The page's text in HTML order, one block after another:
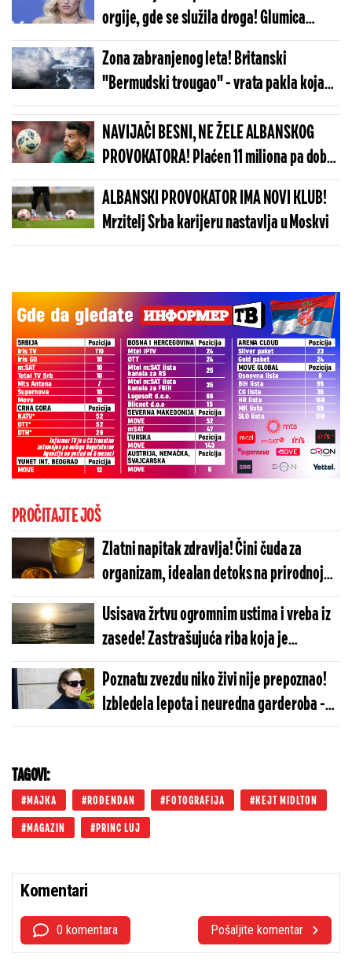
orgije, gde se služila droga! Glumica
iznela ozbiljne tvrdnje - šokantno o kome
je reč, bio je u trci za presto (FOTO)
Zona zabranjenog leta! Britanski
"Bermudski trougao" - vrata pakla koja
odnose živote čim preletite valovita brda
(VIDEO)
NAVIJAČI BESNI, NE ŽELE ALBANSKOG
PROVOKATORA! Plaćen 11 miliona pa dobio
brutalnu poruku
ALBANSKI PROVOKATOR IMA NOVI KLUB!
Mrzitelj Srba karijeru nastavlja u Moskvi
PROČITAJTE JOŠ
Zlatni napitak zdravlja! Čini čuda za
organizam, idealan detoks na prirodnoj
bazi
Usisava žrtvu ogromnim ustima i vreba iz
zasede! Zastrašujuća riba koja je
preplašila svet živi u Jadranskom moru
(VIDEO)
Poznatu zvezdu niko živi nije prepoznao!
Izbledela lepota i neuredna garderoba -
potpuna transformacija žene za kojom
TAGOVI:
MAJKA ROĐENDAN FOTOGRAFIJA KEJT MIDLTON
MAGAZIN PRINC LUJ
Komentari
0 komentara Pošaljite komentar